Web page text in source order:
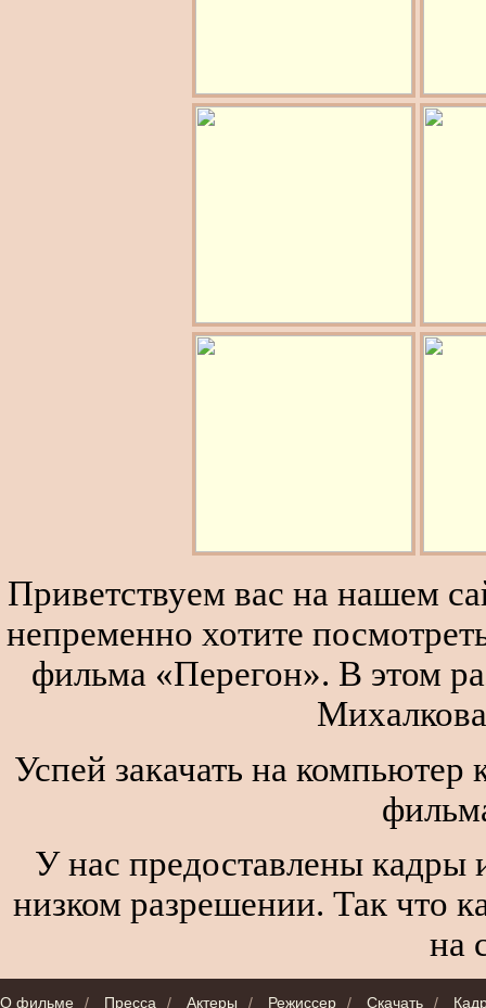
Приветствуем вас на нашем
непременно хотите
фильма «Перегон». В этом
Успей закачать на компьютер
У нас предоставлены кадры
низком разрешении. Так что
на
О фильме / Пресса / Актеры / Режиссер / Скачать /